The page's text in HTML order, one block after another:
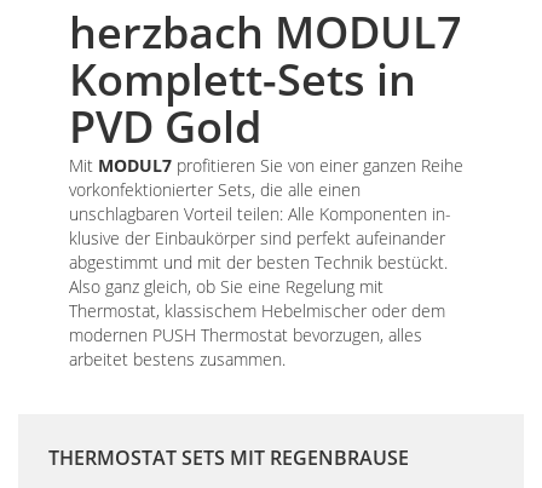
Body
herzbach MODUL7
Komplett-Sets in
PVD Gold
Mit MODUL7profitieren Sie von einer ganzen Reihe
vorkonfektionierter Sets, die alle einen
unschlagbaren Vorteil teilen: Alle Komponenten in­
klusive der Einbaukörper sind perfekt aufeinander
abgestimmt und mit der besten Technik bestückt.
Also ganz gleich, ob Sie eine Regelung mit
Thermostat, klassischem Hebelmischer oder dem
modernen PUSH Thermos­tat bevorzugen, alles
arbeitet bestens zusammen.
THERMOSTAT SETS MIT REGENBRAUSE